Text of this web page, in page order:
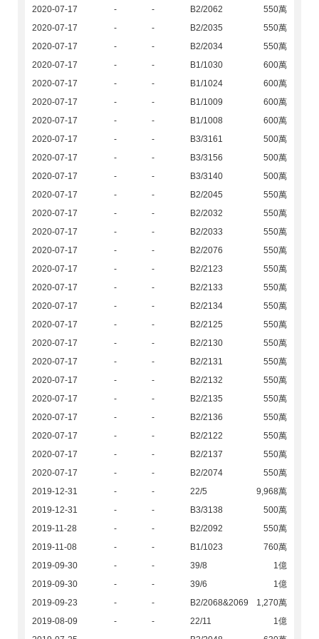
2020-07-17 - - B2/2062
550萬
2020-07-17
- - B2/2035
550萬
2020-07-17
- - B2/2034
550萬
2020-07-17
- - B1/1030
600萬
2020-07-17
- - B1/1024
600萬
2020-07-17
- - B1/1009
600萬
2020-07-17
- - B1/1008
600萬
2020-07-17
- - B3/3161
500萬
2020-07-17
- - B3/3156
500萬
2020-07-17
- - B3/3140
500萬
2020-07-17
- - B2/2045
550萬
2020-07-17
- - B2/2032
550萬
2020-07-17
- - B2/2033
550萬
2020-07-17
- - B2/2076
550萬
2020-07-17
- - B2/2123
550萬
2020-07-17
- - B2/2133
550萬
2020-07-17
- - B2/2134
550萬
2020-07-17
- - B2/2125
550萬
2020-07-17
- - B2/2130
550萬
2020-07-17
- - B2/2131
550萬
2020-07-17
- - B2/2132
550萬
2020-07-17
- - B2/2135
550萬
2020-07-17
- - B2/2136
550萬
2020-07-17
- - B2/2122
550萬
2020-07-17
- - B2/2137
550萬
2020-07-17
- - B2/2074
550萬
2019-12-31
- - 22/5
9,968萬
2019-12-31
- - B3/3138
500萬
2019-11-28
- - B2/2092
550萬
2019-11-08
- - B1/1023
760萬
2019-09-30
- - 39/8
1億
2019-09-30
- - 39/6
1億
2019-09-23
- - B2/2068&2069
1,270萬
2019-08-09
- - 22/11
1億